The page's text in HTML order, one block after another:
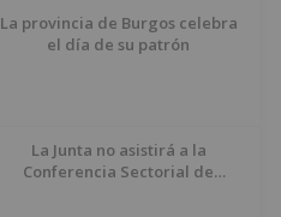
La provincia de Burgos celebra
el día de su patrón
La Junta no asistirá a la
Conferencia Sectorial de